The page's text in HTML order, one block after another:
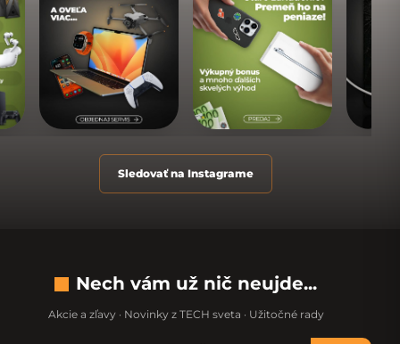
Sledovať na Instagrame
Nech vám už nič neujde...
Akcie a zľavy · Novinky z TECH sveta · Užitočné rady